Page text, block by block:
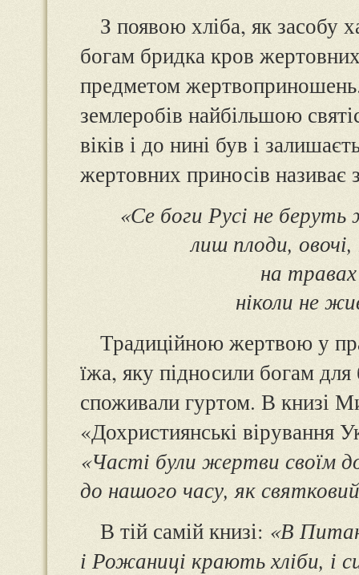
З появою хліба, як засобу
богам бридка кров
предметом
землеробів найбільшою
віків і до нині був і
жертовних приносів називає
«Се боги Русі не
лиш плоди,
на
ніколи не
Традиційною жертвою у
їжа, яку підносили богам
споживали гуртом. В книзі
«Дохристиянські вірування
«Часті були жертви своїм
до нашого часу, як
В тій самій книзі: «В
і Рожаниці крають хліби, і